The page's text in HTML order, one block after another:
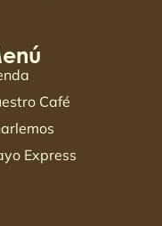
Café
Express